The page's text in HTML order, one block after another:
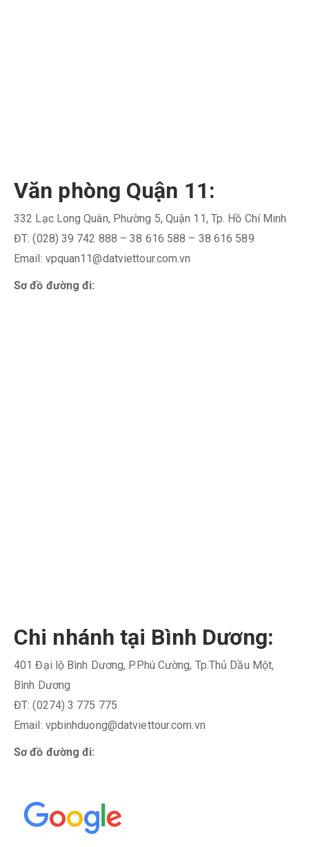
Văn phòng Quận 11:
332 Lạc Long Quân, Phường 5, Quận 11, Tp. Hồ Chí Minh
ĐT: (028) 39 742 888 – 38 616 588 – 38 616 589
Email: vpquan11@datviettour.com.vn
Sơ đồ đường đi:
Chi nhánh tại Bình Dương:
401 Đại lộ Bình Dương, P.Phú Cường, Tp.Thủ Dầu Một,
Bình Dương
ĐT: (0274) 3 775 775
Email: vpbinhduong@datviettour.com.vn
Sơ đồ đường đi: